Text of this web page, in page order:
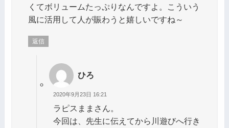
くてボリュームたっぷりなんですよ。こういう
風に活用して人が賑わうと嬉しいですね～
返信
ひろ
2020年9月23日 16:21
ラピスままさん。
今回は、先生に伝えてから川遊びへ行き